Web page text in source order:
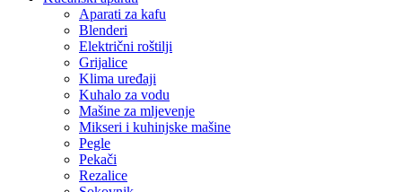
Aparati za kafu
Blenderi
Električni roštilji
Grijalice
Klima uređaji
Kuhalo za vodu
Mašine za mljevenje
Mikseri i kuhinjske mašine
Pegle
Pekači
Rezalice